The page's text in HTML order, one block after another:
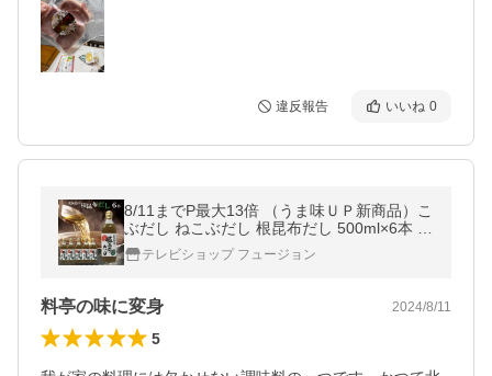
違反報告 いいね 0
8/11までP最大13倍 （うま味ＵＰ新商品）こ
ぶだし ねこぶだし 根昆布だし 500ml×6本 ギ
フトにも ポイント利用 お中元
テレビショップ フュージョン
料亭の味に変身 2024/8/11
5